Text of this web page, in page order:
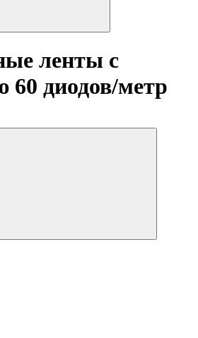
ленты с
60 диодов/метр